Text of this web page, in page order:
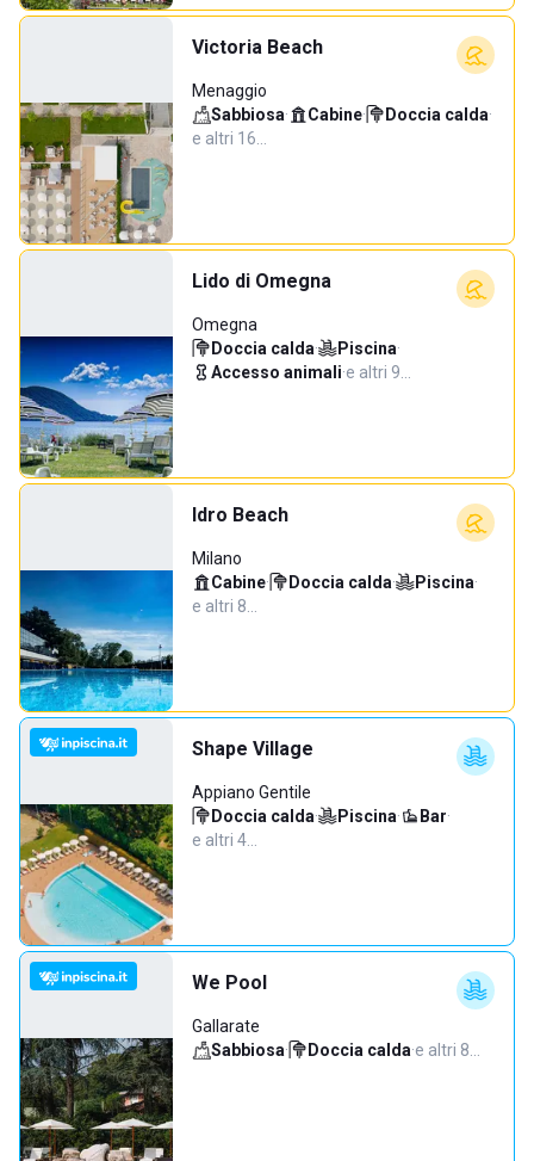
Victoria Beach
Menaggio
Sabbiosa· Cabine· Doccia calda·
e altri 16…
Lido di Omegna
Omegna
Doccia calda· Piscina·
Accesso animali·e altri 9…
Idro Beach
Milano
Cabine· Doccia calda· Piscina·
e altri 8…
Shape Village
Appiano Gentile
Doccia calda· Piscina· Bar·
e altri 4…
We Pool
Gallarate
Sabbiosa· Doccia calda·e altri 8…